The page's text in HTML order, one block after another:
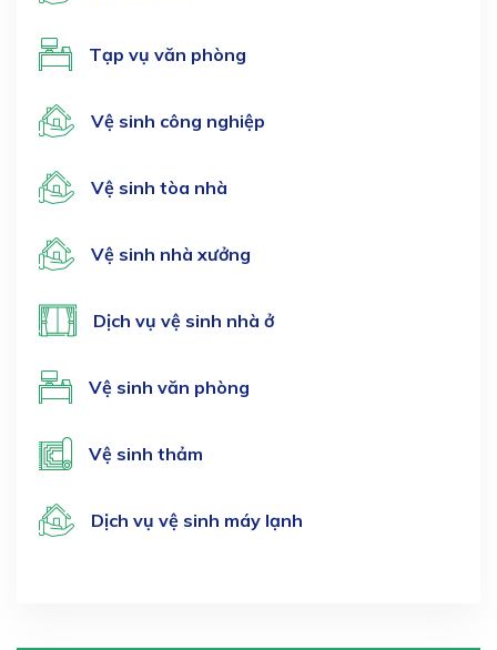
Tạp vụ văn phòng
Vệ sinh công nghiệp
Vệ sinh tòa nhà
Vệ sinh nhà xưởng
Dịch vụ vệ sinh nhà ở
Vệ sinh văn phòng
Vệ sinh thảm
Dịch vụ vệ sinh máy lạnh